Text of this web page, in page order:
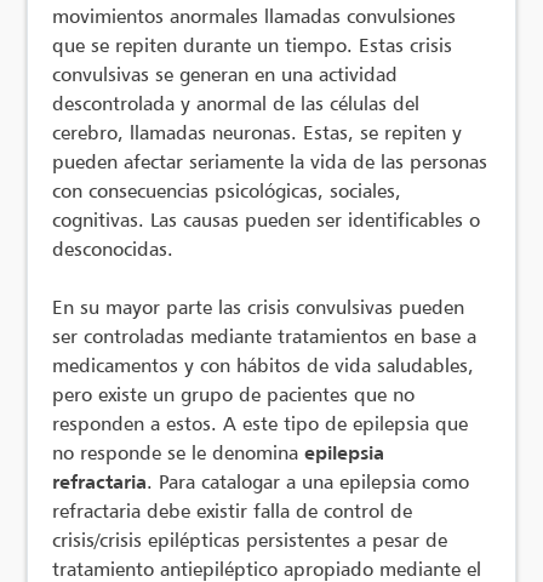
movimientos anormales llamadas convulsiones
que se repiten durante un tiempo. Estas crisis
convulsivas se generan en una actividad
descontrolada y anormal de las células del
cerebro, llamadas neuronas. Estas, se repiten y
pueden afectar seriamente la vida de las personas
con consecuencias psicológicas, sociales,
cognitivas. Las causas pueden ser identificables o
desconocidas.
En su mayor parte las crisis convulsivas pueden
ser controladas mediante tratamientos en base a
medicamentos y con hábitos de vida saludables,
pero existe un grupo de pacientes que no
responden a estos. A este tipo de epilepsia que
no responde se le denominaepilepsia
refractaria. Para catalogar a una epilepsia como
refractaria debe existir falla de control de
crisis/crisis epilépticas persistentes a pesar de
tratamiento antiepiléptico apropiado mediante el